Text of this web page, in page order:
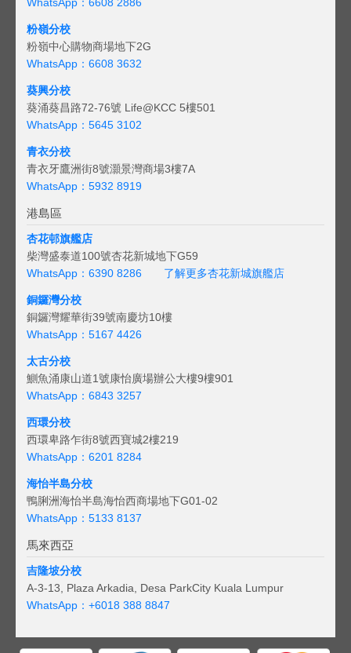
粉嶺分校
粉嶺中心購物商場地下2G
WhatsApp：6608 3632
葵興分校
葵涌葵昌路72-76號 Life@KCC 5樓501
WhatsApp：5645 3102
青衣分校
青衣牙鷹洲街8號灝景灣商場3樓7A
WhatsApp：5932 8919
港島區
杏花邨旗艦店
柴灣盛泰道100號杏花新城地下G59
WhatsApp：6390 8286
了解更多杏花新城旗艦店
銅鑼灣分校
銅鑼灣耀華街39號南慶坊10樓
WhatsApp：5167 4426
太古分校
鰂魚涌康山道1號康怡廣場辦公大樓9樓901
WhatsApp：6843 3257
西環分校
西環卑路乍街8號西寶城2樓219
WhatsApp：6201 8284
海怡半島分校
鴨脷洲海怡半島海怡西商場地下G01-02
WhatsApp：5133 8137
馬來西亞
吉隆坡分校
A-3-13, Plaza Arkadia, Desa ParkCity Kuala Lumpur
WhatsApp： +6018 388 8847